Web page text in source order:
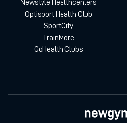
Newstyle Healthcenters
Optisport Health Club
SportCity
TrainMore
GoHealth Clubs